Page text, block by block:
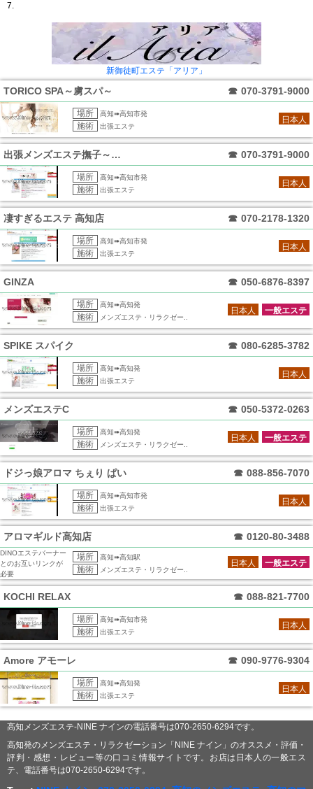
7.
新御徒町エステ「アリア」
TORICO SPA～虜スパ～ ☎ 070-3791-9000
場所 高知➠高知市発
施術 出張エステ
日本人
出張メンズエステ撫子～なでしこ ☎ 070-3791-9000
場所 高知➠高知市発
施術 出張エステ
日本人
凄すぎるエステ 高知店 ☎ 070-2178-1320
場所 高知➠高知市発
施術 出張エステ
日本人
GINZA ☎ 050-6876-8397
場所 高知➠高知発
施術 メンズエステ・リラクゼー..
一般エステ
日本人
SPIKE スパイク ☎ 080-6285-3782
場所 高知➠高知発
施術 出張エステ
日本人
メンズエステC ☎ 050-5372-0263
場所 高知➠高知発
施術 メンズエステ・リラクゼー..
一般エステ
日本人
ドジっ娘アロマ ちぇり ぱい ☎ 088-856-7070
場所 高知➠高知市発
施術 出張エステ
日本人
アロマギルド高知店 ☎ 0120-80-3488
DINOエステバーナー
とのお互いリンクが
必要
場所 高知➠高知駅
施術 メンズエステ・リラクゼー..
一般エステ
日本人
KOCHI RELAX ☎ 088-821-7700
場所 高知➠高知市発
施術 出張エステ
日本人
Amore アモーレ ☎ 090-9776-9304
場所 高知➠高知発
施術 出張エステ
日本人
高知メンズエステ-NINE ナインの電話番号は070-2650-6294です。
高知発のメンズエステ・リラクゼーション「NINE ナイン」のオススメ・評価・
評判・感想・レビュー等の口コミ情報サイトです。お店は日本人の一般エス
テ、電話番号は070-2650-6294です。